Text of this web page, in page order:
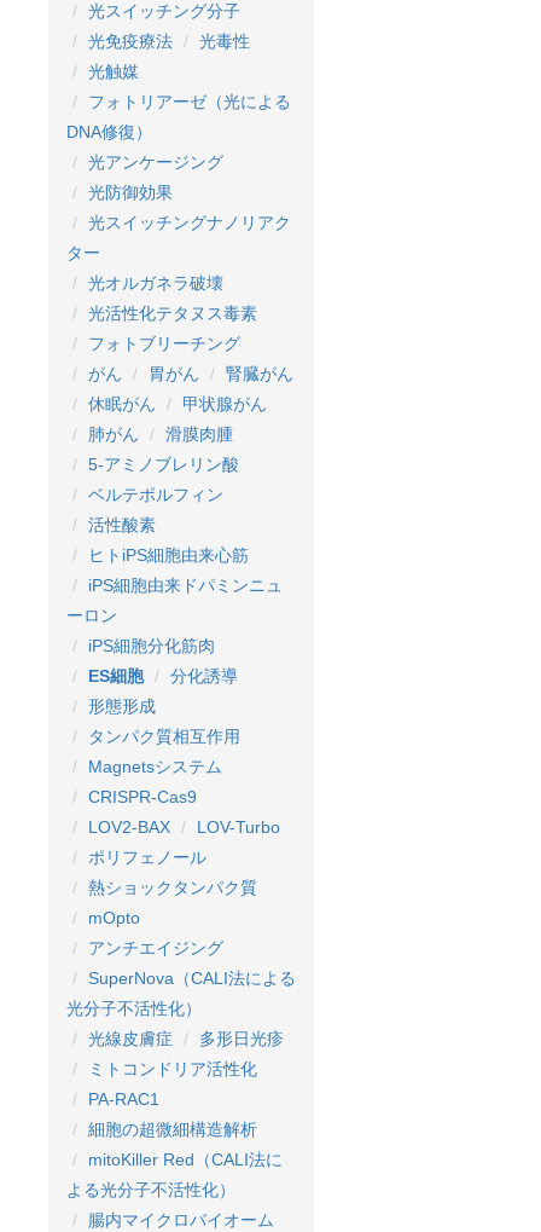
光スイッチング分子
光免疫療法
光毒性
光触媒
フォトリアーゼ（光による
DNA修復）
光アンケージング
光防御効果
光スイッチングナノリアク
ター
光オルガネラ破壊
光活性化テタヌス毒素
フォトブリーチング
がん
胃がん
腎臓がん
休眠がん
甲状腺がん
肺がん
滑膜肉腫
5-アミノブレリン酸
ベルテポルフィン
活性酸素
ヒトiPS細胞由来心筋
iPS細胞由来ドパミンニュ
ーロン
iPS細胞分化筋肉
ES細胞
分化誘導
形態形成
タンパク質相互作用
Magnetsシステム
CRISPR-Cas9
LOV2-BAX
LOV-Turbo
ポリフェノール
熱ショックタンパク質
mOpto
アンチエイジング
SuperNova（CALI法による
光分子不活性化）
光線皮膚症
多形日光疹
ミトコンドリア活性化
PA-RAC1
細胞の超微細構造解析
mitoKiller Red（CALI法に
よる光分子不活性化）
腸内マイクロバイオーム